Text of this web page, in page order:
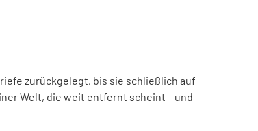
zurückgelegt, bis sie schließlich auf
Welt, die weit entfernt scheint – und